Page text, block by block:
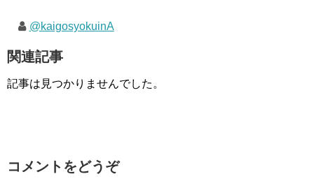
@kaigosyokuinA
関連記事
記事は見つかりませんでした。
コメントをどうぞ